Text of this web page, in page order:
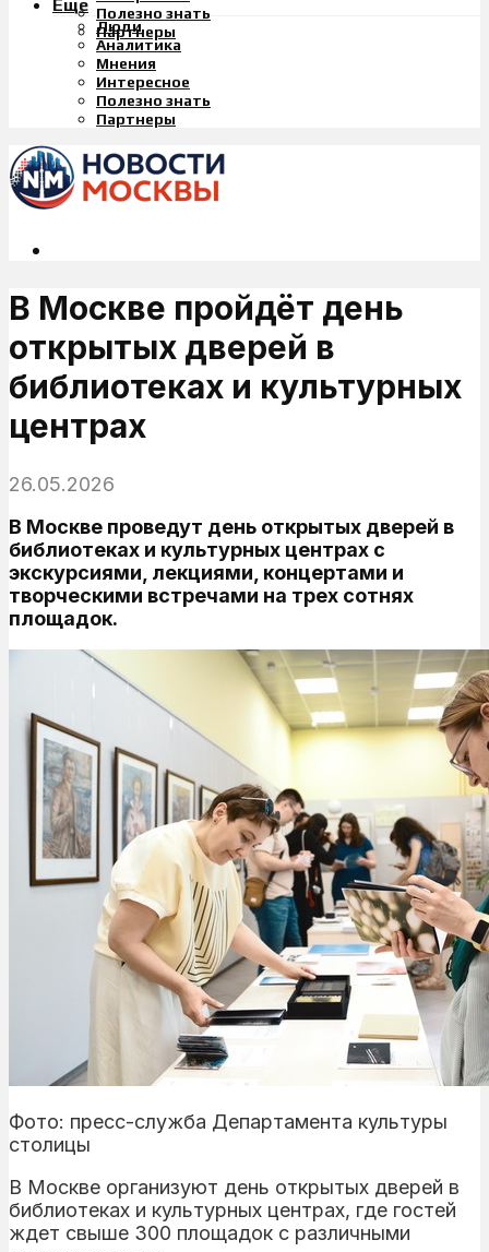
Полезно знать
Партнеры
Еще
Люди
Аналитика
Мнения
Интересное
Полезно знать
Партнеры
В Москве пройдёт день
открытых дверей в
библиотеках и культурных
центрах
26.05.2026
В Москве проведут день открытых дверей в
библиотеках и культурных центрах с
экскурсиями, лекциями, концертами и
творческими встречами на трех сотнях
площадок.
Фото: пресс-служба Департамента культуры
столицы
В Москве организуют день открытых дверей в
библиотеках и культурных центрах, где гостей
ждет свыше 300 площадок с различными